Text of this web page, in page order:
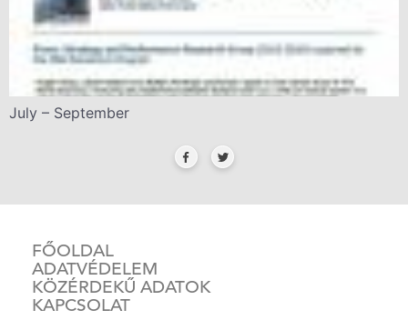
July – September
FŐOLDAL
ADATVÉDELEM
KÖZÉRDEKŰ ADATOK
KAPCSOLAT